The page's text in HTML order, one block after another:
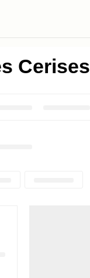
Cerises